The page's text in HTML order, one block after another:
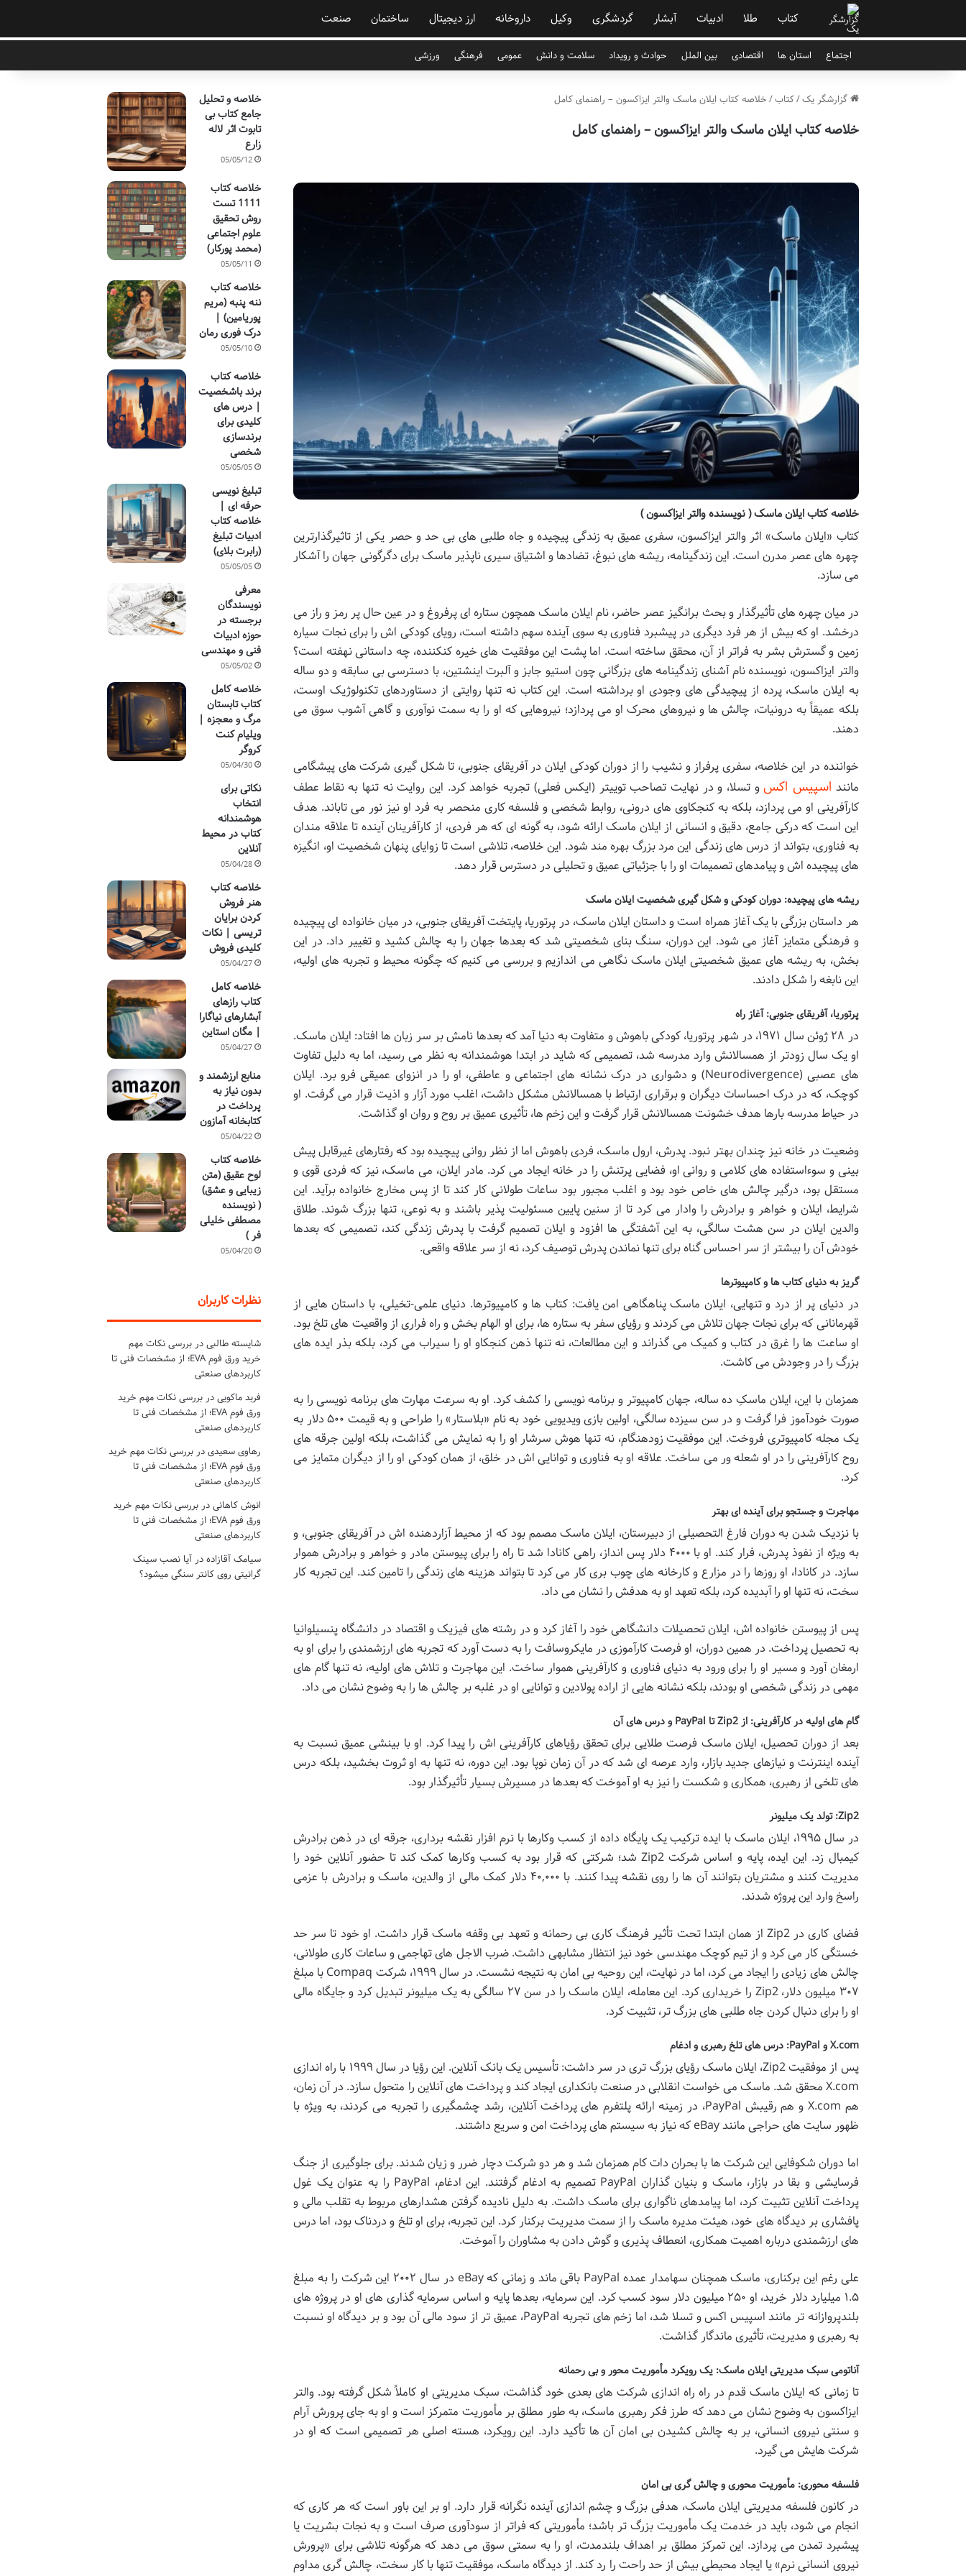
کتاب طلا ادبیات آبشار گردشگری وکیل داروخانه ارز دیجیتال ساختمان صنعت
اجتماع استان ها اقتصادی بین الملل حوادث و رویداد سلامت و دانش عمومی فرهنگی ورزشی
گزارشگر یک/کتاب/ خلاصه کتاب ایلان ماسک والتر ایزاکسون – راهنمای کامل
خلاصه کتاب ایلان ماسک والتر ایزاکسون – راهنمای کامل
خلاصه کتاب ایلان ماسک ( نویسنده والتر ایزاکسون )
کتاب «ایلان ماسک» اثر والتر ایزاکسون، سفری عمیق به زندگی پیچیده و جاه طلبی های بی حد و حصر یکی از تاثیرگذارترین
چهره های عصر مدرن است. این زندگینامه، ریشه های نبوغ، تضادها و اشتیاق سیری ناپذیر ماسک برای دگرگونی جهان را آشکار
می سازد.
در میان چهره های تأثیرگذار و بحث برانگیز عصر حاضر، نام ایلان ماسک همچون ستاره ای پرفروغ و در عین حال پر رمز و راز می
درخشد. او که بیش از هر فرد دیگری در پیشبرد فناوری به سوی آینده سهم داشته است، رویای کودکی اش را برای نجات سیاره
زمین و گسترش بشر به فراتر از آن، محقق ساخته است. اما پشت این موفقیت های خیره کنکننده، چه داستانی نهفته است؟
والتر ایزاکسون، نویسنده نام آشنای زندگینامه های بزرگانی چون استیو جابز و آلبرت اینشتین، با دسترسی بی سابقه و دو ساله
به ایلان ماسک، پرده از پیچیدگی های وجودی او برداشته است. این کتاب نه تنها روایتی از دستاوردهای تکنولوژیک اوست،
بلکه عمیقاً به درونیات، چالش ها و نیروهای محرک او می پردازد؛ نیروهایی که او را به سمت نوآوری و گاهی آشوب سوق می
دهند.
خواننده در این خلاصه، سفری پرفراز و نشیب را از دوران کودکی ایلان در آفریقای جنوبی، تا شکل گیری شرکت های پیشگامی
مانند اسپیس اکس و تسلا، و در نهایت تصاحب توییتر (ایکس فعلی) تجربه خواهد کرد. این روایت نه تنها به نقاط عطف
کارآفرینی او می پردازد، بلکه به کنجکاوی های درونی، روابط شخصی و فلسفه کاری منحصر به فرد او نیز نور می تاباند. هدف
این است که درکی جامع، دقیق و انسانی از ایلان ماسک ارائه شود، به گونه ای که هر فردی، از کارآفرینان آینده تا علاقه مندان
به فناوری، بتواند از درس های زندگی این مرد بزرگ بهره مند شود. این خلاصه، تلاشی است تا زوایای پنهان شخصیت او، انگیزه
های پیچیده اش و پیامدهای تصمیمات او را با جزئیاتی عمیق و تحلیلی در دسترس قرار دهد.
ریشه های پیچیده: دوران کودکی و شکل گیری شخصیت ایلان ماسک
هر داستان بزرگی با یک آغاز همراه است و داستان ایلان ماسک، در پرتوریا، پایتخت آفریقای جنوبی، در میان خانواده ای پیچیده
و فرهنگی متمایز آغاز می شود. این دوران، سنگ بنای شخصیتی شد که بعدها جهان را به چالش کشید و تغییر داد. در این
بخش، به ریشه های عمیق شخصیتی ایلان ماسک نگاهی می اندازیم و بررسی می کنیم که چگونه محیط و تجربه های اولیه،
این نابغه را شکل دادند.
پرتوریا، آفریقای جنوبی: آغاز راه
در ۲۸ ژوئن سال ۱۹۷۱، در شهر پرتوریا، کودکی باهوش و متفاوت به دنیا آمد که بعدها نامش بر سر زبان ها افتاد: ایلان ماسک.
او یک سال زودتر از همسالانش وارد مدرسه شد، تصمیمی که شاید در ابتدا هوشمندانه به نظر می رسید، اما به دلیل تفاوت
های عصبی (Neurodivergence) و دشواری در درک نشانه های اجتماعی و عاطفی، او را در انزوای عمیقی فرو برد. ایلان
کوچک، که در درک احساسات دیگران و برقراری ارتباط با همسالانش مشکل داشت، اغلب مورد آزار و اذیت قرار می گرفت. او
در حیاط مدرسه بارها هدف خشونت همسالانش قرار گرفت و این زخم ها، تأثیری عمیق بر روح و روان او گذاشت.
وضعیت در خانه نیز چندان بهتر نبود. پدرش، ارول ماسک، فردی باهوش اما از نظر روانی پیچیده بود که رفتارهای غیرقابل پیش
بینی و سوءاستفاده های کلامی و روانی او، فضایی پرتنش را در خانه ایجاد می کرد. مادر ایلان، می ماسک، نیز که فردی قوی و
مستقل بود، درگیر چالش های خاص خود بود و اغلب مجبور بود ساعات طولانی کار کند تا از پس مخارج خانواده برآید. این
شرایط، ایلان و خواهر و برادرش را وادار می کرد تا از سنین پایین مسئولیت پذیر باشند و به نوعی، تنها بزرگ شوند. طلاق
والدین ایلان در سن هشت سالگی، به این آشفتگی ها افزود و ایلان تصمیم گرفت با پدرش زندگی کند، تصمیمی که بعدها
خودش آن را بیشتر از سر احساس گناه برای تنها نماندن پدرش توصیف کرد، نه از سر علاقه واقعی.
گریز به دنیای کتاب ها و کامپیوترها
در دنیای پر از درد و تنهایی، ایلان ماسک پناهگاهی امن یافت: کتاب ها و کامپیوترها. دنیای علمی-تخیلی، با داستان هایی از
قهرمانانی که برای نجات جهان تلاش می کردند و رؤیای سفر به ستاره ها، برای او الهام بخش و راه فراری از واقعیت های تلخ بود.
او ساعت ها را غرق در کتاب و کمیک می گذراند و این مطالعات، نه تنها ذهن کنجکاو او را سیراب می کرد، بلکه بذر ایده های
بزرگ را در وجودش می کاشت.
همزمان با این، ایلان ماسکِ ده ساله، جهان کامپیوتر و برنامه نویسی را کشف کرد. او به سرعت مهارت های برنامه نویسی را به
صورت خودآموز فرا گرفت و در سن سیزده سالگی، اولین بازی ویدیویی خود به نام «بلاستار» را طراحی و به قیمت ۵۰۰ دلار به
یک مجله کامپیوتری فروخت. این موفقیت زودهنگام، نه تنها هوش سرشار او را به نمایش می گذاشت، بلکه اولین جرقه های
روح کارآفرینی را در او شعله ور می ساخت. علاقه او به فناوری و توانایی اش در خلق، از همان کودکی او را از دیگران متمایز می
کرد.
مهاجرت و جستجو برای آینده ای بهتر
با نزدیک شدن به دوران فارغ التحصیلی از دبیرستان، ایلان ماسک مصمم بود که از محیط آزاردهنده اش در آفریقای جنوبی، و
به ویژه از نفوذ پدرش، فرار کند. او با ۴۰۰۰ دلار پس انداز، راهی کانادا شد تا راه را برای پیوستن مادر و خواهر و برادرش هموار
سازد. در کانادا، او روزها را در مزارع و کارخانه های چوب بری کار می کرد تا بتواند هزینه های زندگی را تامین کند. این تجربه کار
سخت، نه تنها او را آبدیده کرد، بلکه تعهد او به هدفش را نشان می داد.
پس از پیوستن خانواده اش، ایلان تحصیلات دانشگاهی خود را آغاز کرد و در رشته های فیزیک و اقتصاد در دانشگاه پنسیلوانیا
به تحصیل پرداخت. در همین دوران، او فرصت کارآموزی در مایکروسافت را به دست آورد که تجربه های ارزشمندی را برای او به
ارمغان آورد و مسیر او را برای ورود به دنیای فناوری و کارآفرینی هموار ساخت. این مهاجرت و تلاش های اولیه، نه تنها گام های
مهمی در زندگی شخصی او بودند، بلکه نشانه هایی از اراده پولادین و توانایی او در غلبه بر چالش ها را به وضوح نشان می داد.
گام های اولیه در کارآفرینی: از Zip2 تا PayPal و درس های آن
بعد از دوران تحصیل، ایلان ماسک فرصت طلایی برای تحقق رؤیاهای کارآفرینی اش را پیدا کرد. او با بینشی عمیق نسبت به
آینده اینترنت و نیازهای جدید بازار، وارد عرصه ای شد که در آن زمان نوپا بود. این دوره، نه تنها به او ثروت بخشید، بلکه درس
های تلخی از رهبری، همکاری و شکست را نیز به او آموخت که بعدها در مسیرش بسیار تأثیرگذار بود.
Zip2: تولد یک میلیونر
در سال ۱۹۹۵، ایلان ماسک با ایده ترکیب یک پایگاه داده از کسب وکارها با نرم افزار نقشه برداری، جرقه ای در ذهن برادرش
کیمبال زد. این ایده، پایه و اساس شرکت Zip2 شد؛ شرکتی که قرار بود به کسب وکارها کمک کند تا حضور آنلاین خود را
مدیریت کنند و مشتریان بتوانند آن ها را روی نقشه پیدا کنند. با ۴۰,۰۰۰ دلار کمک مالی از والدین، ماسک و برادرش با عزمی
راسخ وارد این پروژه شدند.
فضای کاری در Zip2 از همان ابتدا تحت تأثیر فرهنگ کاری بی رحمانه و تعهد بی وقفه ماسک قرار داشت. او خود تا سر حد
خستگی کار می کرد و از تیم کوچک مهندسی خود نیز انتظار مشابهی داشت. ضرب الاجل های تهاجمی و ساعات کاری طولانی،
چالش های زیادی را ایجاد می کرد، اما در نهایت، این روحیه بی امان به نتیجه نشست. در سال ۱۹۹۹، شرکت Compaq با مبلغ
۳۰۷ میلیون دلار، Zip2 را خریداری کرد. این معامله، ایلان ماسک را در سن ۲۷ سالگی به یک میلیونر تبدیل کرد و جایگاه مالی
او را برای دنبال کردن جاه طلبی های بزرگ تر، تثبیت کرد.
X.com و PayPal: درس های تلخ رهبری و ادغام
پس از موفقیت Zip2، ایلان ماسک رؤیای بزرگ تری در سر داشت: تأسیس یک بانک آنلاین. این رؤیا در سال ۱۹۹۹ با راه اندازی
X.com محقق شد. ماسک می خواست انقلابی در صنعت بانکداری ایجاد کند و پرداخت های آنلاین را متحول سازد. در آن زمان،
هم X.com و هم رقیبش PayPal، در زمینه ارائه پلتفرم های پرداخت آنلاین، رشد چشمگیری را تجربه می کردند، به ویژه با
ظهور سایت های حراجی مانند eBay که نیاز به سیستم های پرداخت امن و سریع داشتند.
اما دوران شکوفایی این شرکت ها با بحران دات کام همزمان شد و هر دو شرکت دچار ضرر و زیان شدند. برای جلوگیری از جنگ
فرسایشی و بقا در بازار، ماسک و بنیان گذاران PayPal تصمیم به ادغام گرفتند. این ادغام، PayPal را به عنوان یک غول
پرداخت آنلاین تثبیت کرد، اما پیامدهای ناگواری برای ماسک داشت. به دلیل نادیده گرفتن هشدارهای مربوط به تقلب مالی و
پافشاری بر دیدگاه های خود، هیئت مدیره ماسک را از سمت مدیریت برکنار کرد. این تجربه، برای او تلخ و دردناک بود، اما درس
های ارزشمندی درباره اهمیت همکاری، انعطاف پذیری و گوش دادن به مشاوران را آموخت.
علی رغم این برکناری، ماسک همچنان سهامدار عمده PayPal باقی ماند و زمانی که eBay در سال ۲۰۰۲ این شرکت را به مبلغ
۱.۵ میلیارد دلار خرید، او ۲۵۰ میلیون دلار سود کسب کرد. این سرمایه، بعدها پایه و اساس سرمایه گذاری های او در پروژه های
بلندپروازانه تر مانند اسپیس اکس و تسلا شد، اما زخم های تجربه PayPal، عمیق تر از سود مالی آن بود و بر دیدگاه او نسبت
به رهبری و مدیریت، تأثیری ماندگار گذاشت.
آناتومی سبک مدیریتی ایلان ماسک: یک رویکرد مأموریت محور و بی رحمانه
تا زمانی که ایلان ماسک قدم در راه راه اندازی شرکت های بعدی خود گذاشت، سبک مدیریتی او کاملاً شکل گرفته بود. والتر
ایزاکسون به وضوح نشان می دهد که طرز فکر رهبری ماسک، به طور مطلق بر مأموریت متمرکز است و او به جای پرورش آرام
و سنتی نیروی انسانی، بر به چالش کشیدن بی امان آن ها تأکید دارد. این رویکرد، هسته اصلی هر تصمیمی است که او در
شرکت هایش می گیرد.
فلسفه محوری: مأموریت محوری و چالش گری بی امان
در کانون فلسفه مدیریتی ایلان ماسک، هدفی بزرگ و چشم اندازی آینده نگرانه قرار دارد. او بر این باور است که هر کاری که
انجام می شود، باید در خدمت یک مأموریت بزرگ تر باشد؛ مأموریتی که فراتر از سودآوری صرف است و به نجات بشریت یا
پیشبرد تمدن می پردازد. این تمرکز مطلق بر اهداف بلندمدت، او را به سمتی سوق می دهد که هرگونه تلاشی برای «پرورش
نیروی انسانی نرم» یا ایجاد محیطی بیش از حد راحت را رد کند. از دیدگاه ماسک، موفقیت تنها با کار سخت، چالش گری مداوم
خلاصه و تحلیل
جامع کتاب بی
تابوت اثر لاله
زارع
05/05/12
خلاصه کتاب
1111 تست
روش تحقیق
علوم اجتماعی
(محمد پورکار)
05/05/11
خلاصه کتاب
ننه پنبه (مریم
پوریامین) |
درک فوری رمان
05/05/10
خلاصه کتاب
برند باشخصیت
| درس های
کلیدی برای
برندسازی
شخصی
05/05/05
تبلیغ نویسی
حرفه ای |
خلاصه کتاب
ادبیات تبلیغ
(رابرت بلای)
05/05/05
معرفی
نویسندگان
برجسته در
حوزه ادبیات
فنی و مهندسی
05/05/02
خلاصه کامل
کتاب تابستان
مرگ و معجزه |
ویلیام کنت
کروگر
05/04/30
نکاتی برای
انتخاب
هوشمندانه
کتاب در محیط
آنلاین
05/04/28
خلاصه کتاب
هنر فروش
کردن برایان
تریسی | نکات
کلیدی فروش
05/04/27
خلاصه کامل
کتاب رازهای
آبشارهای نیاگارا
| مگان استاین
05/04/27
منابع ارزشمند و
بدون نیاز به
پرداخت در
کتابخانه آمازون
05/04/22
خلاصه کتاب
لوح عقیق (متن
زیبایی و عشق)
( نویسنده
مصطفی خلیلی
فر )
05/04/20
نظرات کاربران
شایسته طالبیدر بررسی نکات مهم
خرید ورق فوم EVA؛ از مشخصات فنی تا
کاربردهای صنعتی
فربد ماکوییدر بررسی نکات مهم خرید
ورق فوم EVA؛ از مشخصات فنی تا
کاربردهای صنعتی
رهاوی سعیدیدر بررسی نکات مهم خرید
ورق فوم EVA؛ از مشخصات فنی تا
کاربردهای صنعتی
انوش کاهانیدر بررسی نکات مهم خرید
ورق فوم EVA؛ از مشخصات فنی تا
کاربردهای صنعتی
سیامک آقازادهدر آیا نصب سینک
گرانیتی روی کانتر سنگی میشود؟